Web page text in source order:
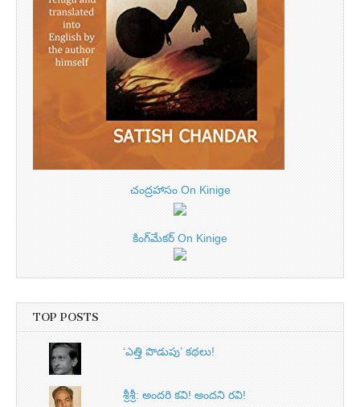
చంద్రహాసం On Kinige
కింగ్‌మేకర్ On Kinige
TOP POSTS
‘ఎత్తి పొడుపు’ కథలు!
శ్రీశ్రీ: అందరి కవి! అందని రవి!